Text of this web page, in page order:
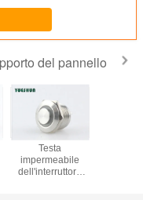
del pannello
Testa
impermeabile
dell'interruttore